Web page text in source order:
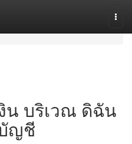
น บริเวณ ดิฉัน
ญชี